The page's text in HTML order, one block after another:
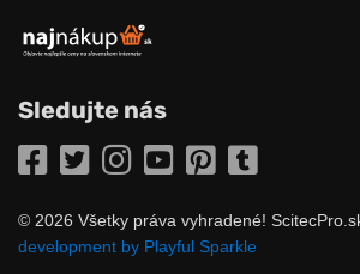
Sledujte nás
Facebook
TwitterInstagramYouTubePinterest
© 2026 Všetky práva vyhradené!
development by Playful Sparkle